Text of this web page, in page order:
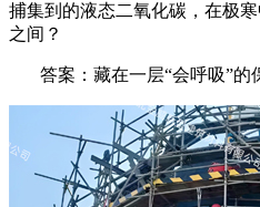
捕集到的液态二氧化碳，在极
之间？
答案：藏在一层“会呼吸”的